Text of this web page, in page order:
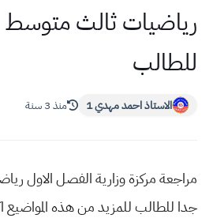
رياضيات ثالث
للطالب
الاستاذ احمد مهدي 1 منذ 3 سنة
مراجعة مركزة وزارية الفصل الاول
جدا للطالب للمزيد من هذه